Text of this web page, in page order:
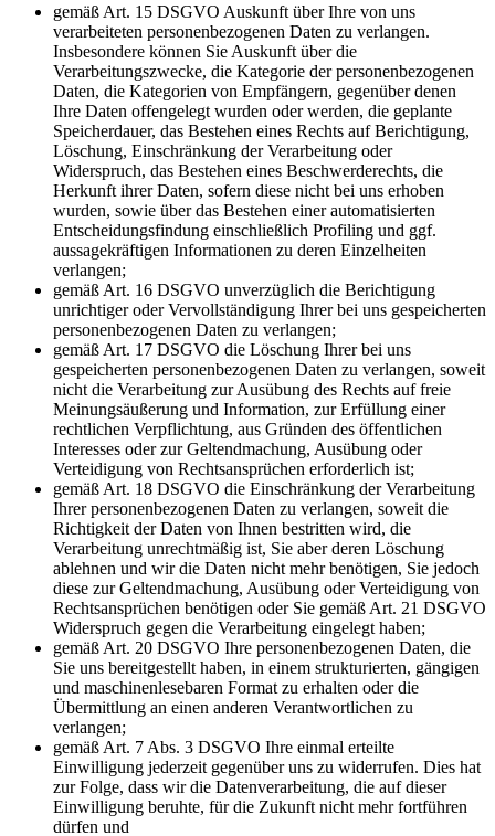
gemäß Art. 15 DSGVO Auskunft über Ihre von uns
verarbeiteten personenbezogenen Daten zu verlangen.
Insbesondere können Sie Auskunft über die
Verarbeitungszwecke, die Kategorie der personenbezogenen
Daten, die Kategorien von Empfängern, gegenüber denen
Ihre Daten offengelegt wurden oder werden, die geplante
Speicherdauer, das Bestehen eines Rechts auf Berichtigung,
Löschung, Einschränkung der Verarbeitung oder
Widerspruch, das Bestehen eines Beschwerderechts, die
Herkunft ihrer Daten, sofern diese nicht bei uns erhoben
wurden, sowie über das Bestehen einer automatisierten
Entscheidungsfindung einschließlich Profiling und ggf.
aussagekräftigen Informationen zu deren Einzelheiten
verlangen;
gemäß Art. 16 DSGVO unverzüglich die Berichtigung
unrichtiger oder Vervollständigung Ihrer bei uns gespeicherten
personenbezogenen Daten zu verlangen;
gemäß Art. 17 DSGVO die Löschung Ihrer bei uns
gespeicherten personenbezogenen Daten zu verlangen, soweit
nicht die Verarbeitung zur Ausübung des Rechts auf freie
Meinungsäußerung und Information, zur Erfüllung einer
rechtlichen Verpflichtung, aus Gründen des öffentlichen
Interesses oder zur Geltendmachung, Ausübung oder
Verteidigung von Rechtsansprüchen erforderlich ist;
gemäß Art. 18 DSGVO die Einschränkung der Verarbeitung
Ihrer personenbezogenen Daten zu verlangen, soweit die
Richtigkeit der Daten von Ihnen bestritten wird, die
Verarbeitung unrechtmäßig ist, Sie aber deren Löschung
ablehnen und wir die Daten nicht mehr benötigen, Sie jedoch
diese zur Geltendmachung, Ausübung oder Verteidigung von
Rechtsansprüchen benötigen oder Sie gemäß Art. 21 DSGVO
Widerspruch gegen die Verarbeitung eingelegt haben;
gemäß Art. 20 DSGVO Ihre personenbezogenen Daten, die
Sie uns bereitgestellt haben, in einem strukturierten, gängigen
und maschinenlesebaren Format zu erhalten oder die
Übermittlung an einen anderen Verantwortlichen zu
verlangen;
gemäß Art. 7 Abs. 3 DSGVO Ihre einmal erteilte
Einwilligung jederzeit gegenüber uns zu widerrufen. Dies hat
zur Folge, dass wir die Datenverarbeitung, die auf dieser
Einwilligung beruhte, für die Zukunft nicht mehr fortführen
dürfen und